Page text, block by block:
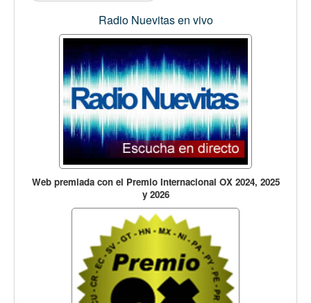
Radio Nuevitas en vivo
Web premiada con el Premio Internacional OX 2024, 2025
y 2026